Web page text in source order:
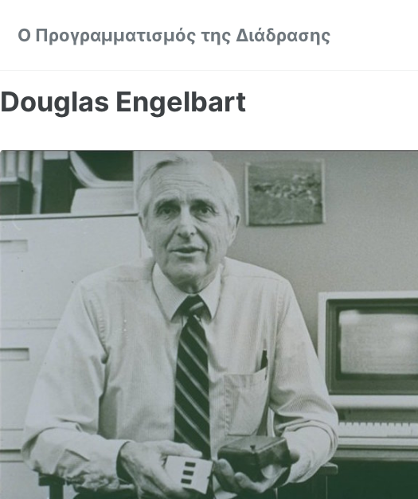
Ο Προγραμματισμός της Διάδρασης
Douglas Engelbart